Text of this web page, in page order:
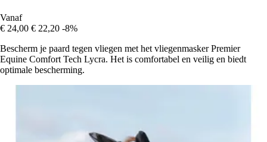
Vanaf
€ 24,00 € 22,20 -8%
Bescherm je paard tegen vliegen met het vliegenmasker Premier
Equine Comfort Tech Lycra. Het is comfortabel en veilig en biedt
optimale bescherming.